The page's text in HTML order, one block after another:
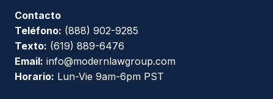
Contacto
Teléfono: (888) 902-9285
Texto: (619) 889-6476
Email: info@modernlawgroup.com
Horario: Lun-Vie 9am-6pm PST